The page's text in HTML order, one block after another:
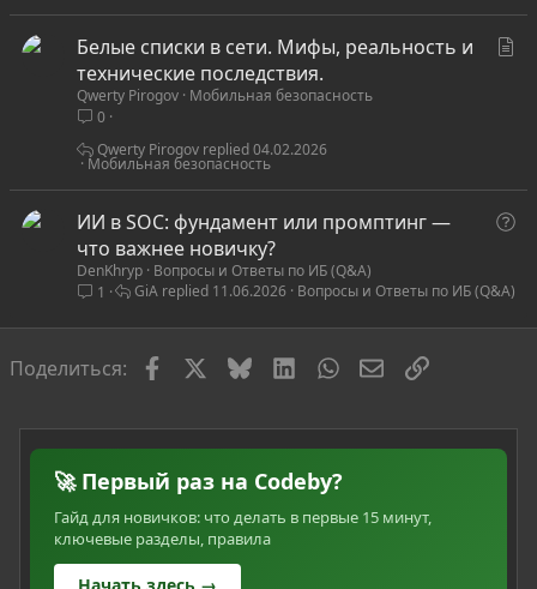
ь
Белые списки в сети. Мифы, реальность и
технические последствия.
Qwerty Pirogov Мобильная безопасность
0
Мобильная безопасность
04.02.2026
Qwerty Pirogov
В
о
ИИ в SOC: фундамент или промптинг —
что важнее новичку?
DenKhryp Вопросы и Ответы по ИБ (Q&A)
1
Вопросы и Ответы по ИБ (Q&A)
11.06.2026
GiA
Поделиться: FacebookBlueskyLinkedInWhatsAppЭлектронная
Ссылка
🚀 Первый раз на Codeby?
Гайд для новичков: что делать в первые 15 минут,
ключевые разделы, правила